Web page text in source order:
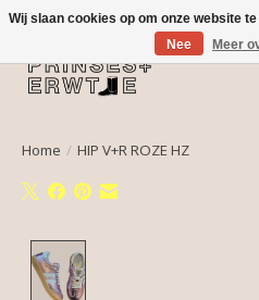
Home / HIP V+R ROZE HZ
Wij slaan cookies op om onze website
Nee
Meer